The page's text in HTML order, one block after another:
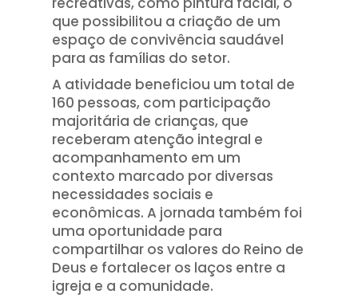
que possibilitou a criação de um
espaço de convivência saudável
para as famílias do setor.
A atividade beneficiou um total de
160 pessoas, com participação
majoritária de crianças, que
receberam atenção integral e
acompanhamento em um
contexto marcado por diversas
necessidades sociais e
econômicas. A jornada também foi
uma oportunidade para
compartilhar os valores do Reino de
Deus e fortalecer os laços entre a
igreja e a comunidade.